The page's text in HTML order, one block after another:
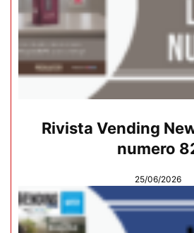
Rivista Vending
numero
25/06/2026